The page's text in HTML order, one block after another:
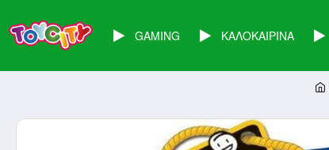
GAMING ΚΑΛΟΚΑΙΡΙΝΑ